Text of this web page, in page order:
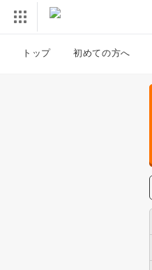
トップ 初めての方へ